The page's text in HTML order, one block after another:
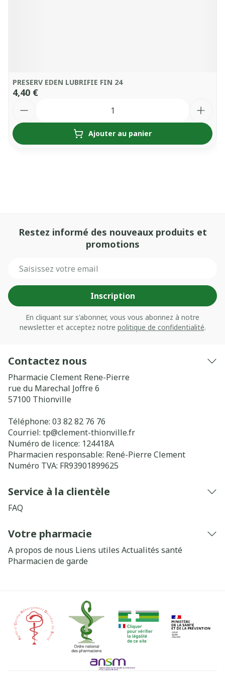
PRESERV EDEN LUBRIFIE FIN 24
4,40 €
Ajouter au panier
Restez informé des nouveaux produits et
promotions
Inscription
En cliquant sur s'abonner, vous vous abonnez à notre
newsletter et acceptez notre politique de confidentialité.
Contactez nous
Pharmacie Clement Rene-Pierre
rue du Marechal Joffre 6
57100 Thionville
Téléphone: 03 82 82 76 76
Courriel: tp@clement-thionville.fr
Numéro de licence: 124418A
Pharmacien responsable: René-Pierre Clement
Numéro TVA: FR93901899625
Service à la clientèle
FAQ
Votre pharmacie
A propos de nous Liens utiles Actualités santé
Pharmacien de garde